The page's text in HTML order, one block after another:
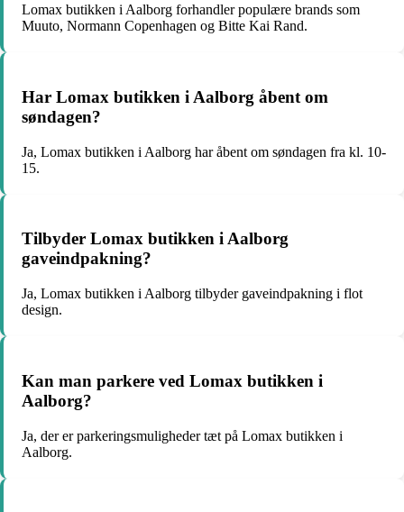
Lomax butikken i Aalborg forhandler populære brands som
Muuto, Normann Copenhagen og Bitte Kai Rand.
Har Lomax butikken i Aalborg åbent om
søndagen?
Ja, Lomax butikken i Aalborg har åbent om søndagen fra kl. 10-
15.
Tilbyder Lomax butikken i Aalborg
gaveindpakning?
Ja, Lomax butikken i Aalborg tilbyder gaveindpakning i flot
design.
Kan man parkere ved Lomax butikken i
Aalborg?
Ja, der er parkeringsmuligheder tæt på Lomax butikken i
Aalborg.